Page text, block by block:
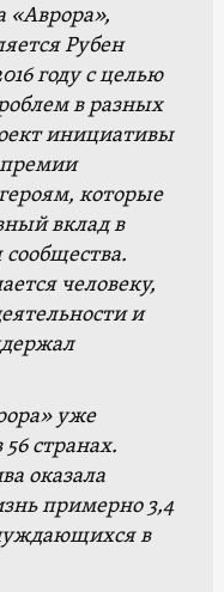
«Аврора»,
Рубен
году с целью
в разных
инициативы
которые
вклад в
человеку,
и
уже
странах.
оказала
примерно 3,4
в